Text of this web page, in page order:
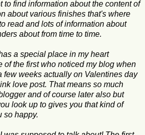
to find information about the content of
about various finishes that's where
read and lots of information about
about from time to time.
a special place in my heart
of the first who noticed my blog when
few weeks actually on Valentines day
love post. That means so much
and of course later also but
look up to gives you that kind of
so happy.